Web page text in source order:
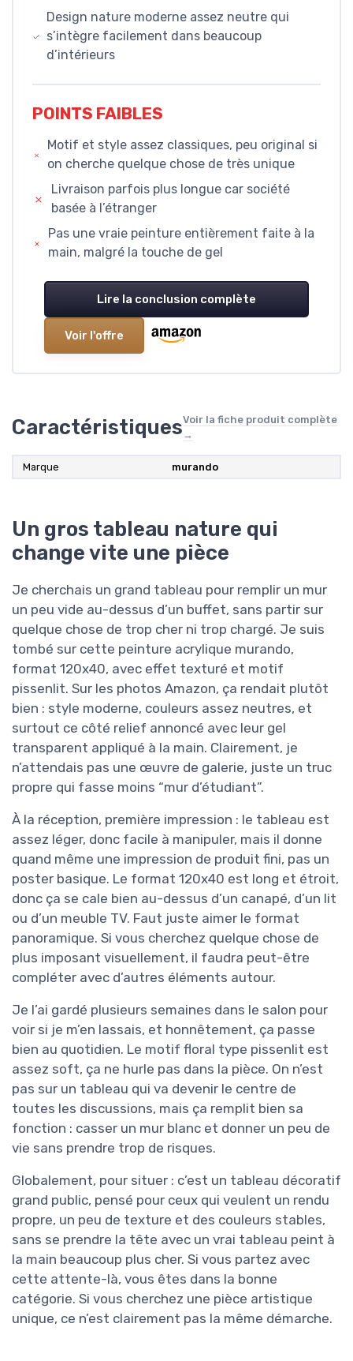
Design nature moderne assez neutre qui
s’intègre facilement dans beaucoup
d’intérieurs
POINTS FAIBLES
Motif et style assez classiques, peu original si
on cherche quelque chose de très unique
Livraison parfois plus longue car société
basée à l’étranger
Pas une vraie peinture entièrement faite à la
main, malgré la touche de gel
Lire la conclusion complète
Voir l'offre
CaractéristiquesVoir la fiche produit complète
→
Marque murando
Un gros tableau nature qui
change vite une pièce
Je cherchais un grand tableau pour remplir un mur
un peu vide au-dessus d’un buffet, sans partir sur
quelque chose de trop cher ni trop chargé. Je suis
tombé sur cette peinture acrylique murando,
format 120x40, avec effet texturé et motif
pissenlit. Sur les photos Amazon, ça rendait plutôt
bien : style moderne, couleurs assez neutres, et
surtout ce côté relief annoncé avec leur gel
transparent appliqué à la main. Clairement, je
n’attendais pas une œuvre de galerie, juste un truc
propre qui fasse moins “mur d’étudiant”.
À la réception, première impression : le tableau est
assez léger, donc facile à manipuler, mais il donne
quand même une impression de produit fini, pas un
poster basique. Le format 120x40 est long et étroit,
donc ça se cale bien au-dessus d’un canapé, d’un lit
ou d’un meuble TV. Faut juste aimer le format
panoramique. Si vous cherchez quelque chose de
plus imposant visuellement, il faudra peut-être
compléter avec d’autres éléments autour.
Je l’ai gardé plusieurs semaines dans le salon pour
voir si je m’en lassais, et honnêtement, ça passe
bien au quotidien. Le motif floral type pissenlit est
assez soft, ça ne hurle pas dans la pièce. On n’est
pas sur un tableau qui va devenir le centre de
toutes les discussions, mais ça remplit bien sa
fonction : casser un mur blanc et donner un peu de
vie sans prendre trop de risques.
Globalement, pour situer : c’est un tableau décoratif
grand public, pensé pour ceux qui veulent un rendu
propre, un peu de texture et des couleurs stables,
sans se prendre la tête avec un vrai tableau peint à
la main beaucoup plus cher. Si vous partez avec
cette attente-là, vous êtes dans la bonne
catégorie. Si vous cherchez une pièce artistique
unique, ce n’est clairement pas la même démarche.